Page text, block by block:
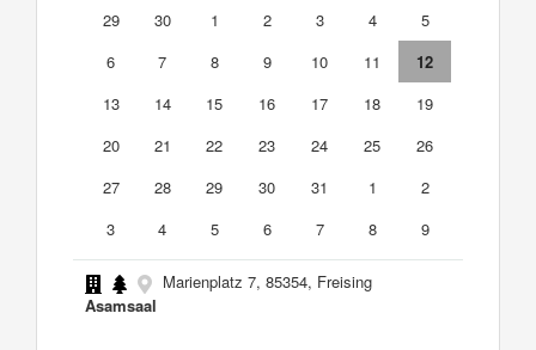
29
30 1 2 3 4
5
6
7 8 9 10 11
12
13
14 15 16 17 18
19
20
21 22 23 24 25
26
27
28 29 30 31 1
2
3
4 5 6 7 8 9
Marienplatz 7, 85354, Freising
Asamsaal